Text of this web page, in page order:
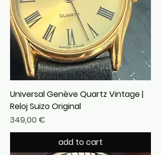
Universal Genève Quartz Vintage |
Reloj Suizo Original
Precio
349,00 €
add to cart